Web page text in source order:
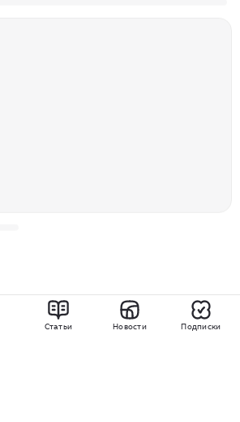
Статьи Новости Подписки